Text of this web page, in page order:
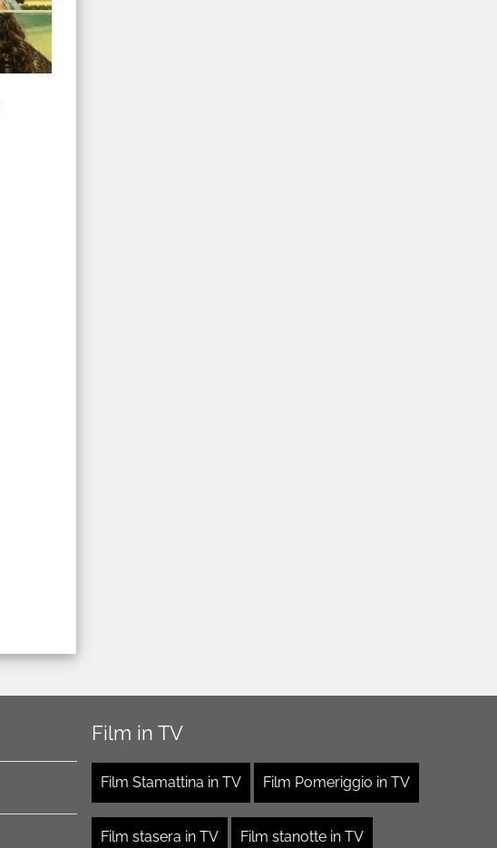
Film in TV
Film Stamattina in TV Film Pomeriggio in TV
Film stasera in TV Film stanotte in TV